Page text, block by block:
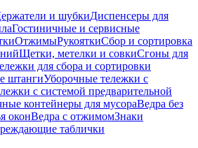
и шубкиДиспенсеры для
Гостиничные и сервисные
ОтжимыРукояткиСбор и сортировка
Щетки, метелки и совкиСгоны для
для сбора и сортировки
штангиУборочные тележки с
с системой предварительной
контейнеры для мусораВедра без
оконВедра с отжимомЗнаки
таблички